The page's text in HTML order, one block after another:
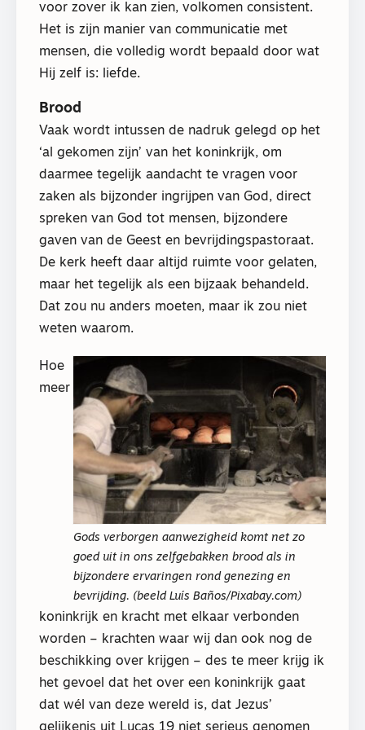
voor zover ik kan zien, volkomen consistent.
Het is zijn manier van communicatie met
mensen, die volledig wordt bepaald door wat
Hij zelf is: liefde.
Brood
Vaak wordt intussen de nadruk gelegd op het
‘al gekomen zijn’ van het koninkrijk, om
daarmee tegelijk aandacht te vragen voor
zaken als bijzonder ingrijpen van God, direct
spreken van God tot mensen, bijzondere
gaven van de Geest en bevrijdingspastoraat.
De kerk heeft daar altijd ruimte voor gelaten,
maar het tegelijk als een bijzaak behandeld.
Dat zou nu anders moeten, maar ik zou niet
weten waarom.
Gods verborgen aanwezigheid komt net zo
goed uit in ons zelfgebakken brood als in
bijzondere ervaringen rond genezing en
bevrijding. (beeld Luís Baños/Pixabay.com)
Hoe
meer
koninkrijk en kracht met elkaar verbonden
worden – krachten waar wij dan ook nog de
beschikking over krijgen – des te meer krijg ik
het gevoel dat het over een koninkrijk gaat
dat wél van deze wereld is, dat Jezus’
gelijkenis uit Lucas 19 niet serieus genomen